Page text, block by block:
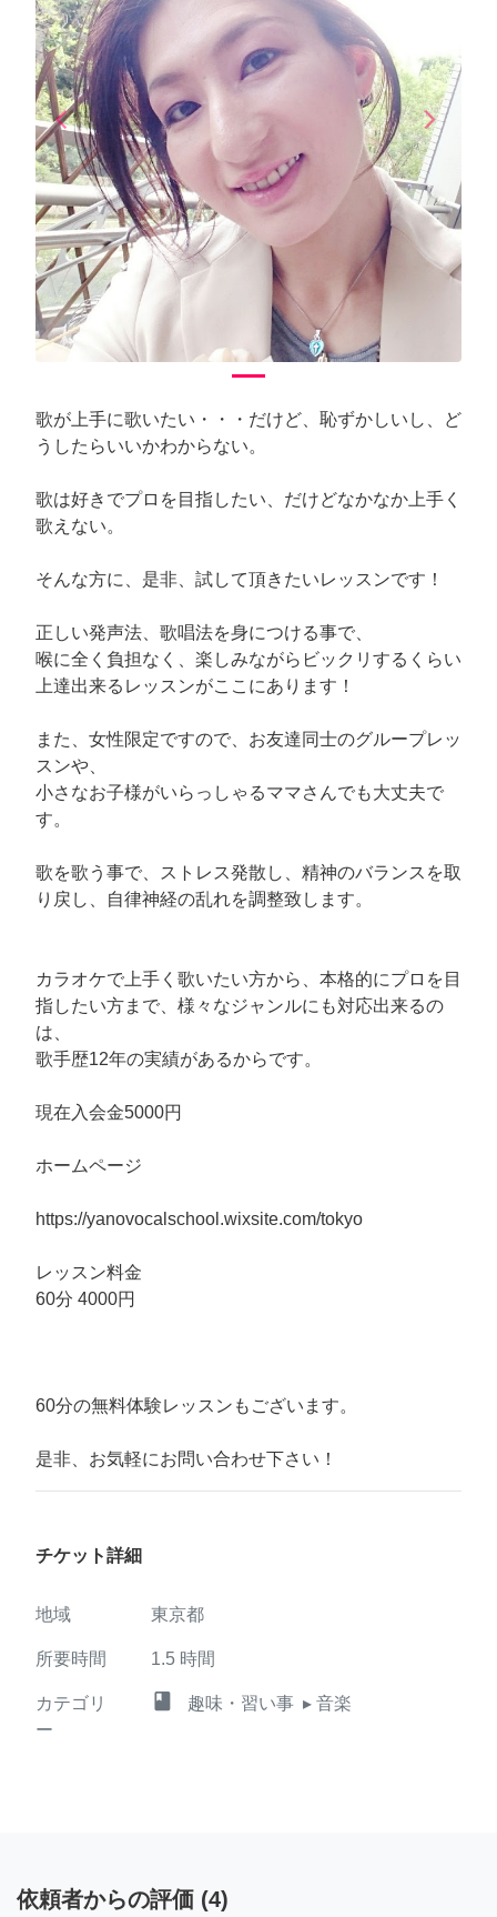
arrow_back_iosPrevious arrow_forward_iosNext
歌が上手に歌いたい・・・だけど、恥ずかしいし、ど
うしたらいいかわからない。
歌は好きでプロを目指したい、だけどなかなか上手く
歌えない。
そんな方に、是非、試して頂きたいレッスンです！
正しい発声法、歌唱法を身につける事で、
喉に全く負担なく、楽しみながらビックリするくらい
上達出来るレッスンがここにあります！
また、女性限定ですので、お友達同士のグループレッ
スンや、
小さなお子様がいらっしゃるママさんでも大丈夫で
す。
歌を歌う事で、ストレス発散し、精神のバランスを取
り戻し、自律神経の乱れを調整致します。
カラオケで上手く歌いたい方から、本格的にプロを目
指したい方まで、様々なジャンルにも対応出来るの
は、
歌手歴12年の実績があるからです。
現在入会金5000円
ホームページ
https://yanovocalschool.wixsite.com/tokyo
レッスン料金
60分 4000円
60分の無料体験レッスンもございます。
是非、お気軽にお問い合わせ下さい！
チケット詳細
地域 東京都
所要時間 1.5 時間
カテゴリ
ー
class 趣味・習い事 ▸ 音楽
依頼者からの評価 (4)